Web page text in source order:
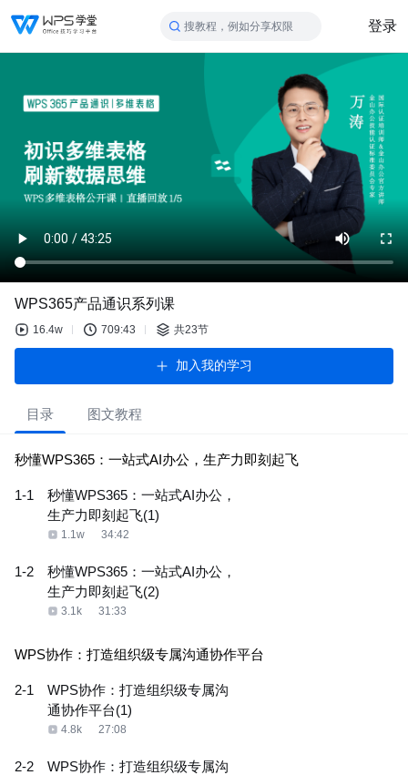
搜教程，例如分享权限 登录
WPS365产品通识系列课
16.4w 709:43 共23节
加入我的学习
目录 图文教程
秒懂WPS365：一站式AI办公，生产力即刻起飞
1-1
秒懂WPS365：一站式AI办公，
生产力即刻起飞(1)
1.1w 34:42
1-2
秒懂WPS365：一站式AI办公，
生产力即刻起飞(2)
3.1k 31:33
WPS协作：打造组织级专属沟通协作平台
2-1
WPS协作：打造组织级专属沟
通协作平台(1)
4.8k 27:08
2-2
WPS协作：打造组织级专属沟